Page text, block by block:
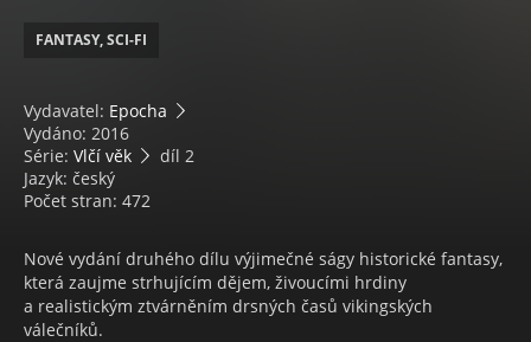
FANTASY, SCI-FI
Vydavatel: Epocha
Vydáno: 2016
Série: Vlčí věk
díl 2
Jazyk: český
Počet stran: 472
Nové vydání druhého dílu výjimečné ságy historické fantasy,
která zaujme strhujícím dějem, živoucími hrdiny
a realistickým ztvárněním drsných časů vikingských
válečníků.